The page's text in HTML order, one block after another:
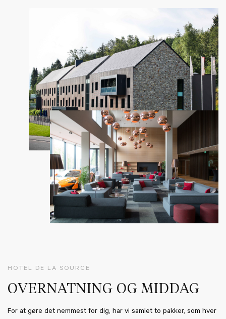
HOTEL DE LA SOURCE
OVERNATNING OG MIDDAG
For at gøre det nemmest for dig, har vi samlet to pakker, som hver